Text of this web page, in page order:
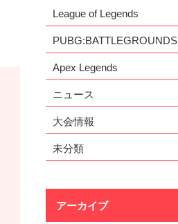
League of Legends
PUBG:BATTLEGROUNDS
Apex Legends
ニュース
大会情報
未分類
アーカイブ